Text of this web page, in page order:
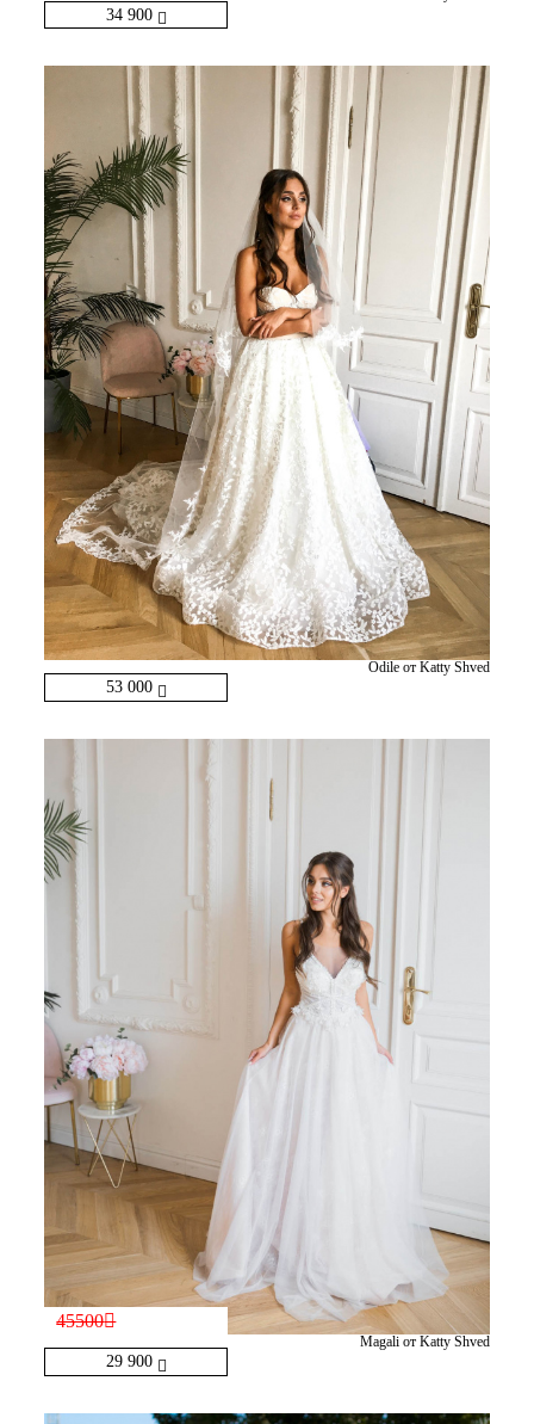
34 900
53 000
Odile от Katty Shved
29 900
45500
Magali от Katty Shved